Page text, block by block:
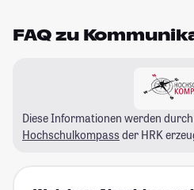
FAQ zu
Diese Informationen werden
Hochschulkompass der HRK